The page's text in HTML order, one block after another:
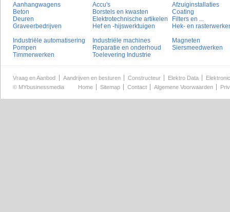
Aanhangwagens Accu's
Afzuiginstallaties
Beton
Borstels en kwasten
Coating
Deuren
Elektrotechnische artikelen
Filters en ...
Graveerbedrijven
Hef en -hijswerktuigen
Hek- en
Industriële automatisering
Industriële machines
Magneten
Pompen
Reparatie en onderhoud
Siersmeedwerken
Timmerwerken
Toelevering Industrie
Vraag en Aanbod Aandrijven en besturen Constructeur Elektro Data
© MYbusinessmedia Home Sitemap Contact Algemene Voorwaarden